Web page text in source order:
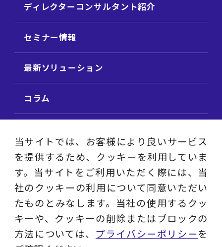
ディレクターコンサルタント紹介
セミナー情報
最新ソリューション
コラム
ビジネステーマ解説集
動画ライブラリ
採用サイト
当サイトでは、お客様により良いサービス
を提供するため、クッキーを利用していま
す。当サイトをご利用いただく際には、当
社のクッキーの利用について同意いただい
たものとみなします。当社の使用するクッ
キーや、クッキーの削除またはブロックの
方法については、 プライバシーポリシーを